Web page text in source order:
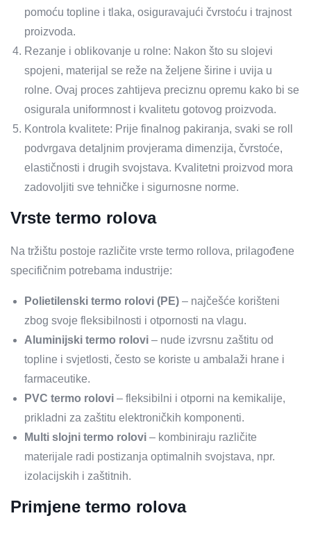
pomoću topline i tlaka, osiguravajući čvrstoću i trajnost
proizvoda.
Rezanje i oblikovanje u rolne: Nakon što su slojevi
spojeni, materijal se reže na željene širine i uvija u
rolne. Ovaj proces zahtijeva preciznu opremu kako bi se
osigurala uniformnost i kvalitetu gotovog proizvoda.
Kontrola kvalitete: Prije finalnog pakiranja, svaki se roll
podvrgava detaljnim provjerama dimenzija, čvrstoće,
elastičnosti i drugih svojstava. Kvalitetni proizvod mora
zadovoljiti sve tehničke i sigurnosne norme.
Vrste termo rolova
Na tržištu postoje različite vrste termo rollova, prilagođene
specifičnim potrebama industrije:
Polietilenski termo rolovi (PE) – najčešće korišteni
zbog svoje fleksibilnosti i otpornosti na vlagu.
Aluminijski termo rolovi – nude izvrsnu zaštitu od
topline i svjetlosti, često se koriste u ambalaži hrane i
farmaceutike.
PVC termo rolovi – fleksibilni i otporni na kemikalije,
prikladni za zaštitu elektroničkih komponenti.
Multi slojni termo rolovi – kombiniraju različite
materijale radi postizanja optimalnih svojstava, npr.
izolacijskih i zaštitnih.
Primjene termo rolova